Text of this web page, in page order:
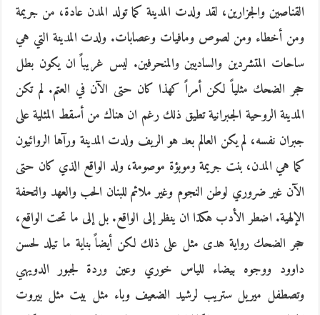
القناصين والجزارين، لقد ولدت المدينة كما تولد المدن عادة، من جريمة
ومن أخطاء ومن لصوص ومافيات وعصابات. ولدت المدينة التي هي
ساحات المتشردين والساديين والمنحرفين. ليس غريباً ان يكون بطل
حجر الضحك مثلياً لكن أمراً كهذا كان حتى الآن في العتم. لم تكن
المدينة الروحية الجبرانية تطيق ذلك رغم ان هناك من أسقط المثلية على
جبران نفسه، لم يكن العالم بعد هو الريف ولدت المدينة ورآها الروائيون
كما هي المدن، بنت جريمة وموبؤة موصومة، ولد الواقع الذي كان حتى
الآن غير ضروري لوطن النجوم وغير ملائم للبنان الحب والعهد والتحفة
الإلهية. اضطر الأدب هكذا ان ينظر إلى الواقع. بل إلى ما تحت الواقع،
حجر الضحك رواية هدى مثل على ذلك لكن أيضاً بناية ما تيلد لحسن
داوود ووجوه بيضاء للياس خوري وعين وردة لجبور الدويهي
وتصطفل ميريل ستريب لرشيد الضعيف وباء مثل بيت مثل بيروت